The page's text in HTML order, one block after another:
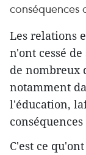
conséquences
Les relations
n'ont cessé
de nombreux
notamment
l'éducation,
C'est ce